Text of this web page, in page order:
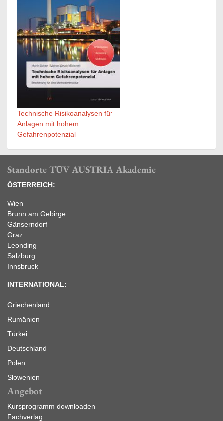
Technische Risikoanalysen für
Anlagen mit hohem
Gefahrenpotenzial
Standorte TÜV AUSTRIA Akademie
ÖSTERREICH:
Wien
Brunn am Gebirge
Gänserndorf
Graz
Leonding
Salzburg
Innsbruck
INTERNATIONAL:
Griechenland
Rumänien
Türkei
Deutschland
Polen
Slowenien
Angebot
Kursprogramm downloaden
Fachverlag